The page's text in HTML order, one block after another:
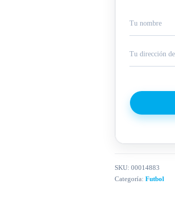
SKU: 00014883
Categoría: Futbol